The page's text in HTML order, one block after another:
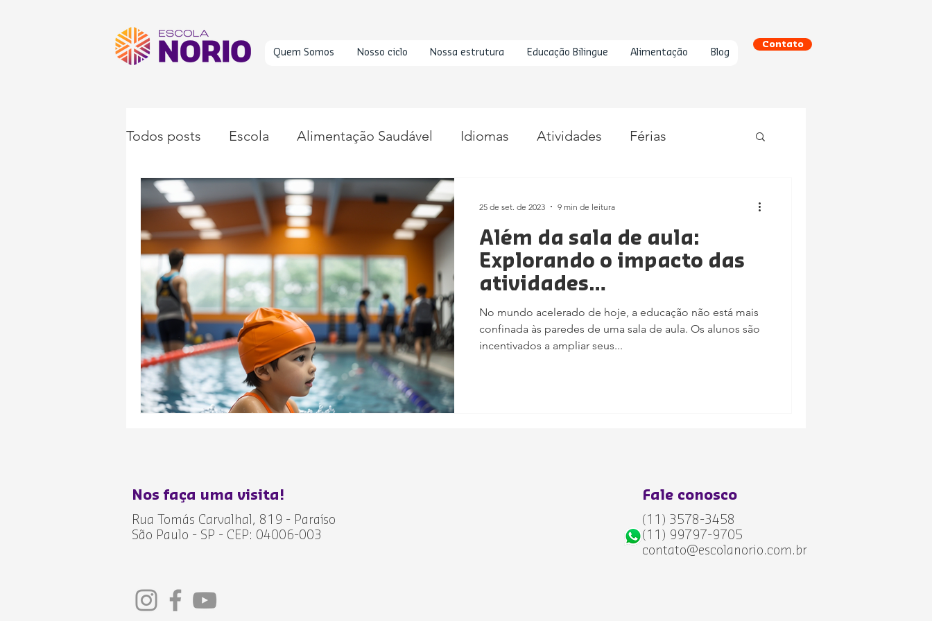
Quem Somos Nosso ciclo Nossa estrutura Educação Bilingue Alimentação Blog
Contato
Todos posts Escola Alimentação Saudável Idiomas Atividades Férias
Educação
Além da sala de aula:
Explorando o impacto das
atividades
extracurriculares no
crescimento pessoal
No mundo acelerado de hoje, a educação não está mais
confinada às paredes de uma sala de aula. Os alunos são
incentivados a ampliar seus...
25 de set. de 2023 9 min de leitura
Nos faça uma visita!
Rua Tomás Carvalhal, 819 - Paraíso
São Paulo - SP - CEP: 04006-003
Fale conosco
(11) 3578-3458
(11) 99797-9705
contato@escolanorio.com.br